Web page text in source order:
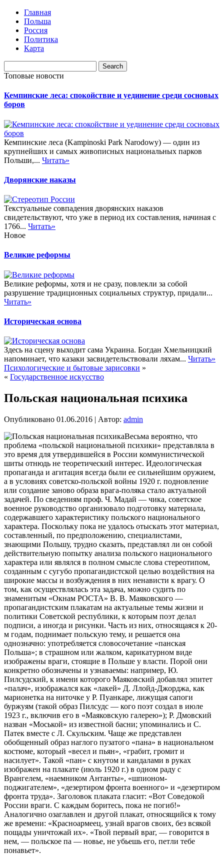
Главная
Польша
Россия
Политика
Карта
Топовые новости
Кемпинские леса: спокойствие и уединение среди сосновых
боров
Кемпинские леса (Kampinoski Park Narodowy) — один из
крупнейших и самых живописных национальных парков
Польши,... Читать»
Дворянские наказы
Текстуальные совпадения дворянских наказов
свидетельствуют, что уже в период их составления, начиная с
1766... Читать»
Новое
Великие реформы
Великие реформы, хотя и не сразу, повлекли за собой
разрушение традиционных социальных структур, придали...
Читать»
Историческая основа
Здесь на сцену выходит сама Украина. Богдан Хмельницкий
напоминает, что казаки засвидетельствовали ляхам... Читать»
Психологические и бытовые зарисовки »
« Государственное искусство
Польская национальная психика
Опубликовано 01.06.2016 | Автор: admin
Весьма вероятно, что
проблема «польской национальной психики» представляла в
это время для утвердившейся в России коммунистической
шиты отнюдь не теоретический интерес. Идеологическая
пропаганда и агитация всегда были ее сильнейшим оружием,
а в условиях советско-польской войны 1920 г. подновление
или создание заново образа врага-поляка стало актуальной
задачей. По сведениям проф. Ч. Мадай — чика, советское
военное руководство организовало подготовку материала,
содержавшего характеристику польского национального
характера. Поскольку пока не удалось отыскать этот материал,
составленный, по предположению, специалистами,
знающими Польшу, трудно сказать, представлял ли он собой
действительную попытку анализа польского национального
характера или являлся в полном смысле слова стереотипом,
созданным с сугубо пропагандистской целью воздействия на
широкие массы и возбуждения в них ненависти к врагу. О
том, как осуществлялась эта задача, можно судить по
знаменитым «Окнам РОСТА» В. В. Маяковского —
пропагандистским плакатам на актуальные темы жизни и
политики Советской республики, к которым поэт делал
подписи, а иногда и рисунки. Часть из них, относящаяся к 20-
м годам, поднимает польскую тему, и решается она
однозначно: употребляется словосочетание «панская
Польша»; в страшном или жалком, карикатурном виде
изображены враги, стоящие в Польше у власти. Порой они
конкретно обозначены и узнаваемы: например, Ю.
Пилсудский, к имени которого Маяковский добавлял эпитет
«палач», изображался как «лакей» Д. Ллойд-Джорджа, как
марионетка на ниточке у Р. Пуанкаре, лижущая сапоги
буржуям (такой образ Пилсудс — кого поэт создал в июле
1923 г., включив его в «Маяковскую галерею»); Р. Дмовский
назван «Моськой» из известной басни; упоминались и С.
Патек вместе с Л. Скульским. Чаще же представлен
обобщенный образ наглого пузатого «пана» в национальном
костюме, который «весел и пьян», «грабит, громит и
насилует». Такой «пан» с кнутом и кандалами в руках
изображен на плакате (июль 1920 г.) в одном раду с
Врангелем, «наемником Антанты», «шпионом-
поджигателем», «дезертиром фронта военного» и «дезертиром
фронта труда». Заголовок плаката гласит: «Вот Соведокой
России враги. С каждым боритесь, пока не погиб!»
Аналогично озаглавлен и другой плакат, относящийся к тому
же времени: «Красноармеец, узнай врагов своих, без всякой
пощады уничтожай их». «Твой первый враг, — говорится в
нем, — польское па — новье, не убьешь его, петли тебе
понавьет».